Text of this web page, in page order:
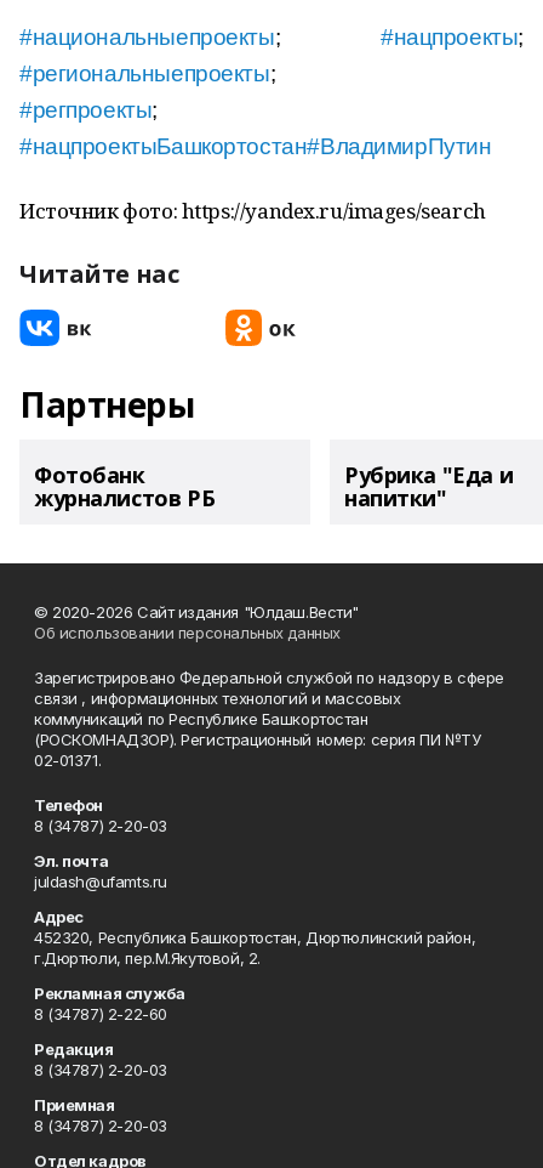
#национальныепроекты;#нацпроекты;
#региональныепроекты;
#регпроекты;
#нацпроектыБашкортостан#ВладимирПутин
Источник фото: https://yandex.ru/images/search
Читайте нас
Партнеры
Фотобанк
журналистов РБ
Рубрика "Еда и
напитки"
© 2020-2026 Сайт издания "Юлдаш.Вести"
Об использовании персональных данных
Зарегистрировано Федеральной службой по надзору в сфере
связи , информационных технологий и массовых
коммуникаций по Республике Башкортостан
(РОСКОМНАДЗОР). Регистрационный номер: серия ПИ №ТУ
02-01371.
Телефон
8 (34787) 2-20-03
Эл. почта
juldash@ufamts.ru
Адрес
452320, Республика Башкортостан, Дюртюлинский район,
г.Дюртюли, пер.М.Якутовой, 2.
Рекламная служба
8 (34787) 2-22-60
Редакция
8 (34787) 2-20-03
Приемная
8 (34787) 2-20-03
Отдел кадров